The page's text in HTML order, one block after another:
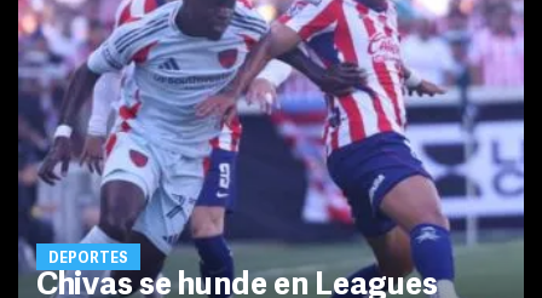
DEPORTES
Chivas se hunde en Leagues